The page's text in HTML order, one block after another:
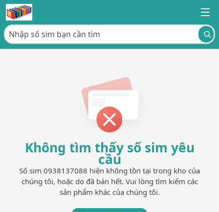
Không tìm thấy số sim yêu
cầu
Số sim 0938137088 hiện không tồn tại trong kho của
chúng tôi, hoặc do đã bán hết. Vui lòng tìm kiếm các
sản phẩm khác của chúng tôi.